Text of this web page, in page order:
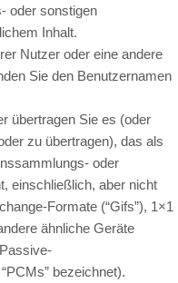
oder sonstigen
Inhalt.
Nutzer oder eine andere
Sie den Benutzernamen
übertragen Sie es (oder
zu übertragen), das als
oder
einschließlich, aber nicht
Formate (“Gifs”), 1×1
ähnliche Geräte
bezeichnet).